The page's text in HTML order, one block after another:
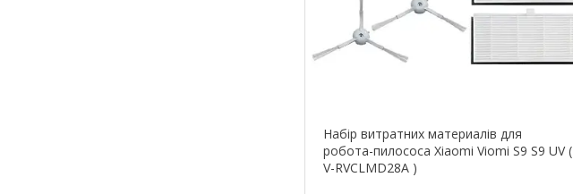
Набір витратних материалів для
робота-пилососа Xiaomi Viomi S9 S9 UV (
V-RVCLMD28A )